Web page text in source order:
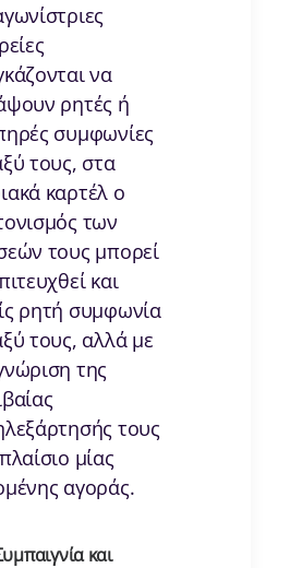
να
ρητές ή
συμφωνίες
τους, στα
καρτέλ ο
των
τους μπορεί
και
ρητή συμφωνία
τους, αλλά με
της
τους
μίας
αγοράς.
και